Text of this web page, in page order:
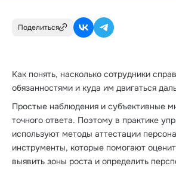
Поделиться
Как понять, насколько сотрудники
обязанностями и куда им двигаться
Простые наблюдения и субъективные
точного ответа. Поэтому в практике
используют методы аттестации
инструменты, которые помогают
выявить зоны роста и определить